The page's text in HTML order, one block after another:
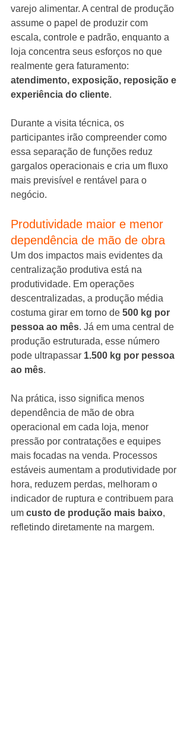
varejo alimentar. A central de produção
assume o papel de produzir com
escala, controle e padrão, enquanto a
loja concentra seus esforços no que
realmente gera faturamento:
atendimento, exposição, reposição e
experiência do cliente.
Durante a visita técnica, os
participantes irão compreender como
essa separação de funções reduz
gargalos operacionais e cria um fluxo
mais previsível e rentável para o
negócio.
Produtividade maior e menor
dependência de mão de obra
Um dos impactos mais evidentes da
centralização produtiva está na
produtividade. Em operações
descentralizadas, a produção média
costuma girar em torno de 500 kg por
pessoa ao mês. Já em uma central de
produção estruturada, esse número
pode ultrapassar 1.500 kg por pessoa
ao mês.
Na prática, isso significa menos
dependência de mão de obra
operacional em cada loja, menor
pressão por contratações e equipes
mais focadas na venda. Processos
estáveis aumentam a produtividade por
hora, reduzem perdas, melhoram o
indicador de ruptura e contribuem para
um custo de produção mais baixo,
refletindo diretamente na margem.